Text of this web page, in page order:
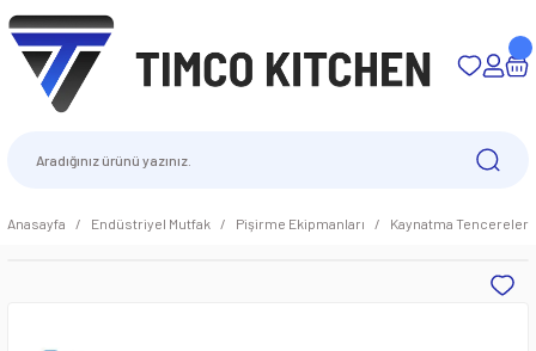
Anasayfa Endüstriyel Mutfak Pişirme Ekipmanları Kaynatma Tencereleri